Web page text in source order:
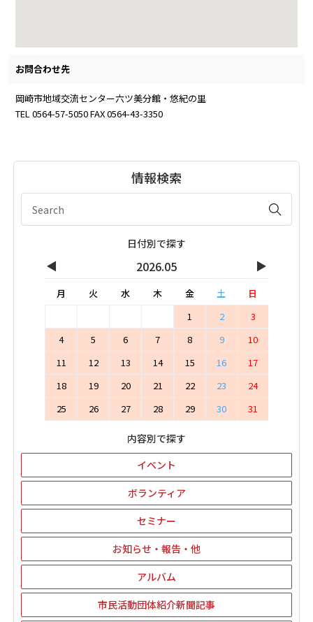
お問合わせ先
岡崎市地域交流センター六ツ美分館・悠紀の里
TEL 0564-57-5050 FAX 0564-43-3350
情報検索
日付別で探す
◀ 2026.05 ▶
月 火 水 木 金 土
日
1
2
3
4
5 6 7 8 9
10
11
12 13 14 15 16
17
18
19 20 21 22 23
24
25
26 27 28 29 30 31
内容別で探す
イベント
ボランティア
セミナー
お知らせ・報告・他
アルバム
市民活動団体紹介新聞記事